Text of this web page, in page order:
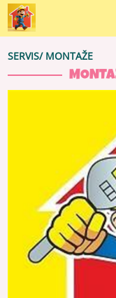
SERVIS/ MONTAŽE